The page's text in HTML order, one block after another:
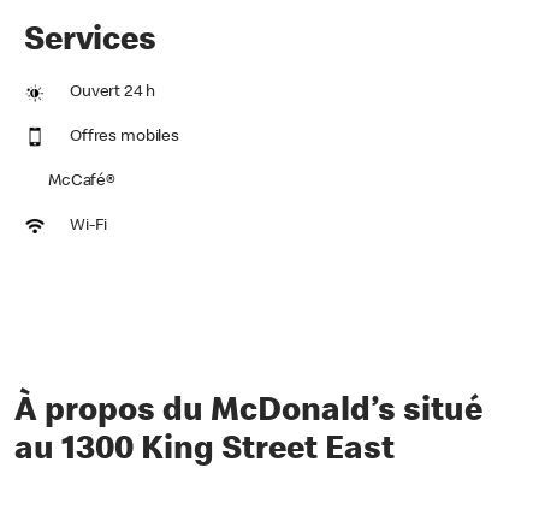
Services
Ouvert 24 h
Offres mobiles
McCafé®
Wi-Fi
À propos du McDonald’s situé
au 1300 King Street East